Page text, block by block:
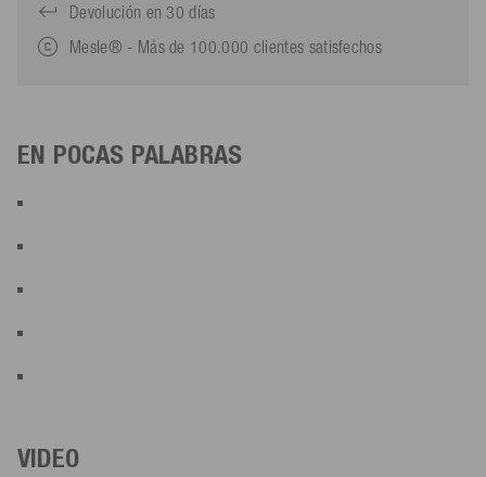
Devolución en 30 días
Mesle® - Más de 100.000 clientes satisfechos
EN POCAS PALABRAS
VIDEO